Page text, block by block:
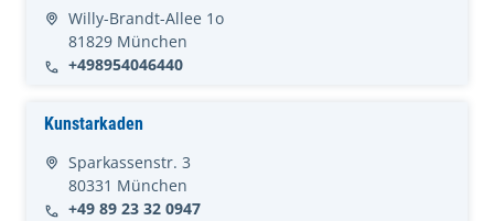
Willy-Brandt-Allee 1o
81829 München
+498954046440
Kunstarkaden
Sparkassenstr. 3
80331 München
+49 89 23 32 0947